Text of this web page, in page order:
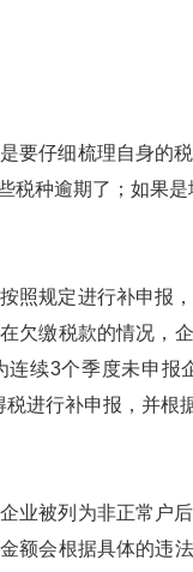
要仔细梳理自身的
税种逾期了；如果
照规定进行补申报
欠缴税款的情况，
续3个季度未申
进行补申报，并根
业被列为非正常户
额会根据具体的违